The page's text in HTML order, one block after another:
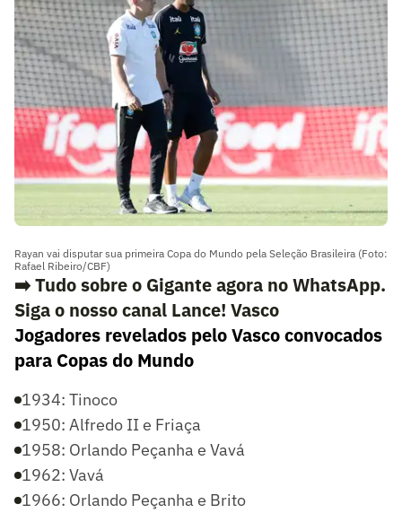
Rayan vai disputar sua primeira Copa do Mundo pela Seleção Brasileira (Foto:
Rafael Ribeiro/CBF)
➡️ Tudo sobre o Gigante agora no WhatsApp.
Siga o nosso canal Lance! Vasco
Jogadores revelados pelo Vasco convocados
para Copas do Mundo
1934: Tinoco
1950: Alfredo II e Friaça
1958: Orlando Peçanha e Vavá
1962: Vavá
1966: Orlando Peçanha e Brito